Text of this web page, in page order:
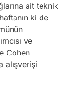
ait teknik
ki de
ve
Cohen
alışverişi